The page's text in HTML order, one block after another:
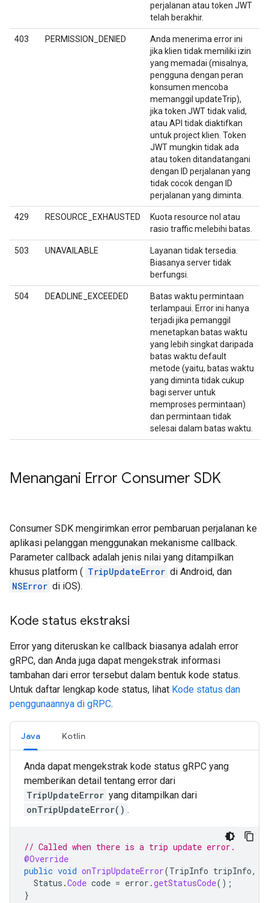
perjalanan atau token JWT
telah berakhir.
403 PERMISSION_DENIED
Anda menerima error ini
jika klien tidak memiliki izin
yang memadai (misalnya,
pengguna dengan peran
konsumen mencoba
memanggil updateTrip),
jika token JWT tidak valid,
atau API tidak diaktifkan
untuk project klien. Token
JWT mungkin tidak ada
atau token ditandatangani
dengan ID perjalanan yang
tidak cocok dengan ID
perjalanan yang diminta.
429 RESOURCE_EXHAUSTED
Kuota resource nol atau
rasio traffic melebihi batas.
503 UNAVAILABLE
Layanan tidak tersedia.
Biasanya server tidak
berfungsi.
504 DEADLINE_EXCEEDED
Batas waktu permintaan
terlampaui. Error ini hanya
terjadi jika pemanggil
menetapkan batas waktu
yang lebih singkat daripada
batas waktu default
metode (yaitu, batas waktu
yang diminta tidak cukup
bagi server untuk
memproses permintaan)
dan permintaan tidak
selesai dalam batas waktu.
Menangani Error Consumer SDK
Consumer SDK mengirimkan error pembaruan perjalanan ke
aplikasi pelanggan menggunakan mekanisme callback.
Parameter callback adalah jenis nilai yang ditampilkan
khusus platform ( TripUpdateError di Android, dan
NSError di iOS).
Kode status ekstraksi
Error yang diteruskan ke callback biasanya adalah error
gRPC, dan Anda juga dapat mengekstrak informasi
tambahan dari error tersebut dalam bentuk kode status.
Untuk daftar lengkap kode status, lihat Kode status dan
penggunaannya di gRPC.
Java Kotlin
Anda dapat mengekstrak kode status gRPC yang
memberikan detail tentang error dari
TripUpdateError yang ditampilkan dari
onTripUpdateError() .
// Called when there is a trip update error.
@Override
public void onTripUpdateError(TripInfo tripInfo,
Status .Code code = error .getStatusCode();
}